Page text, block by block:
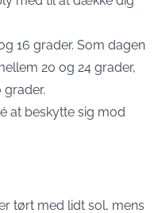
16 grader. Som dagen
20 og 24 grader,
at beskytte sig mod
tørt med lidt sol, mens